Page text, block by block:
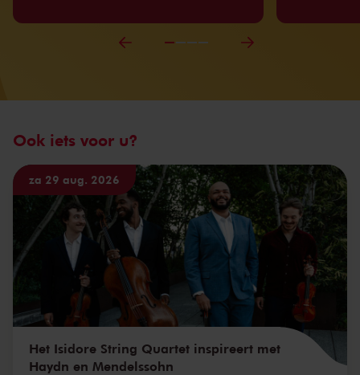
Ook iets voor u?
za 29 aug. 2026
Het Isidore String Quartet inspireert met
Haydn en Mendelssohn